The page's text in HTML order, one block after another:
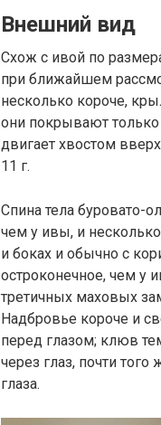
Внешний вид
Схож с ивой по
при ближайшем
несколько короче,
они покрывают только
двигает хвостом
11 г.
Спина тела буровато-
чем у ивы, и
и боках и обычно с
остроконечное, чем у
третичных маховых
Надбровье короче и
перед глазом; клюв
через глаз, почти
глаза.